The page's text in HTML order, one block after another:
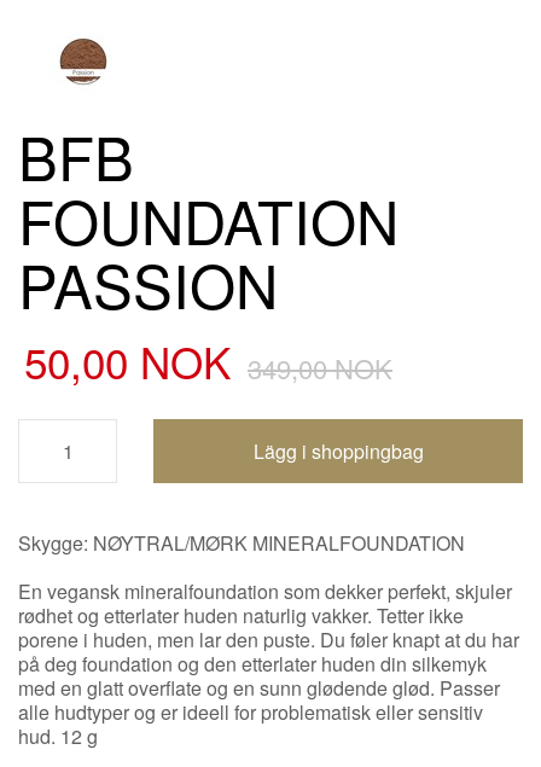
BFB
FOUNDATION
PASSION
50,00 NOK 349,00 NOK
Handlevogn oppdatert
Skygge: NØYTRAL/MØRK MINERALFOUNDATION
En vegansk mineralfoundation som dekker perfekt, skjuler
rødhet og etterlater huden naturlig vakker. Tetter ikke
porene i huden, men lar den puste. Du føler knapt at du har
på deg foundation og den etterlater huden din silkemyk
med en glatt overflate og en sunn glødende glød. Passer
alle hudtyper og er ideell for problematisk eller sensitiv
hud. 12 g